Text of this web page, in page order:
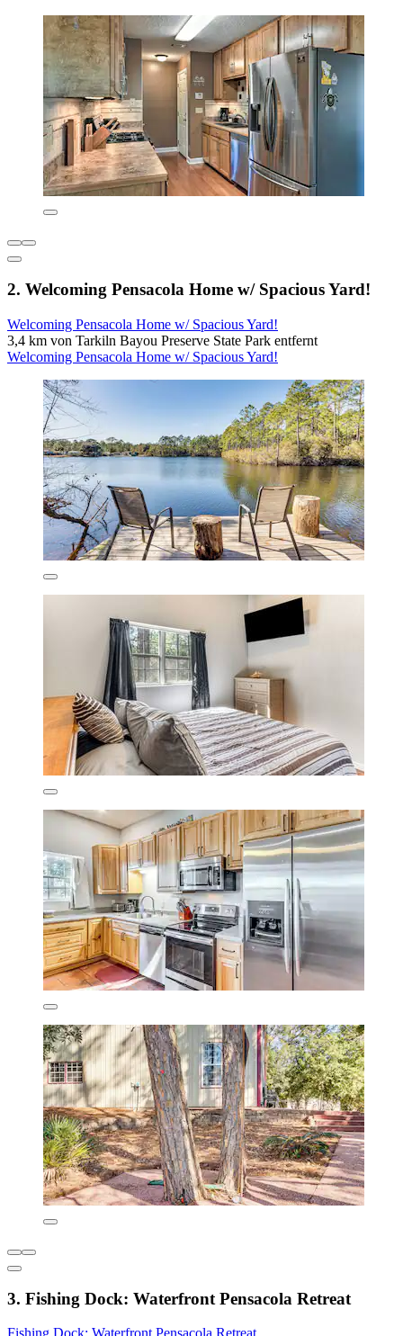
2. Welcoming Pensacola Home w/ Spacious Yard!
Welcoming Pensacola Home w/ Spacious Yard!
3,4 km von Tarkiln Bayou Preserve State Park entfernt
Welcoming Pensacola Home w/ Spacious Yard!
3. Fishing Dock: Waterfront Pensacola Retreat